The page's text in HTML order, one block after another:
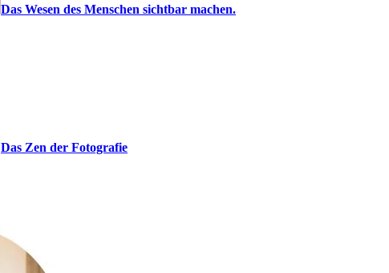
Das Wesen des Menschen sichtbar machen.
Das Zen der Fotografie